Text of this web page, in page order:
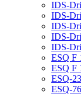
IDS-
IDS-
IDS-
IDS-
IDS-
ESQ F
ESQ F
ESQ-
ESQ-